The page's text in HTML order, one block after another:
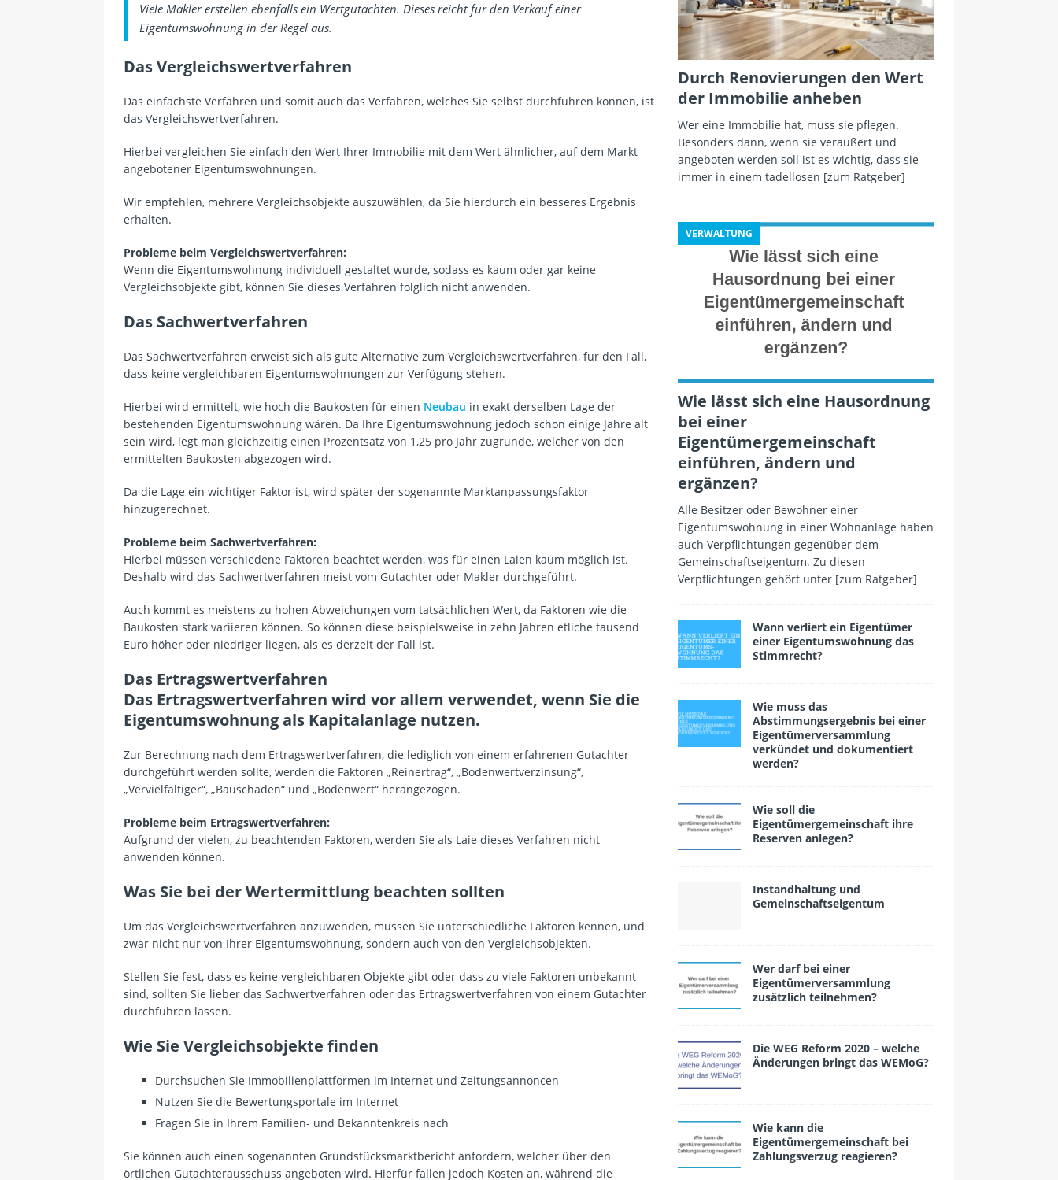
Viele Makler erstellen ebenfalls ein Wertgutachten. Dieses reicht für den Verkauf einer
Eigentumswohnung in der Regel aus.
Das Vergleichswertverfahren
Das einfachste Verfahren und somit auch das Verfahren, welches Sie selbst durchführen können, ist
das Vergleichswertverfahren.
Hierbei vergleichen Sie einfach den Wert Ihrer Immobilie mit dem Wert ähnlicher, auf dem Markt
angebotener Eigentumswohnungen.
Wir empfehlen, mehrere Vergleichsobjekte auszuwählen, da Sie hierdurch ein besseres Ergebnis
erhalten.
Probleme beim Vergleichswertverfahren:
Wenn die Eigentumswohnung individuell gestaltet wurde, sodass es kaum oder gar keine
Vergleichsobjekte gibt, können Sie dieses Verfahren folglich nicht anwenden.
Das Sachwertverfahren
Das Sachwertverfahren erweist sich als gute Alternative zum Vergleichswertverfahren, für den Fall,
dass keine vergleichbaren Eigentumswohnungen zur Verfügung stehen.
Hierbei wird ermittelt, wie hoch die Baukosten für einen Neubau in exakt derselben Lage der
bestehenden Eigentumswohnung wären. Da Ihre Eigentumswohnung jedoch schon einige Jahre alt
sein wird, legt man gleichzeitig einen Prozentsatz von 1,25 pro Jahr zugrunde, welcher von den
ermittelten Baukosten abgezogen wird.
Da die Lage ein wichtiger Faktor ist, wird später der sogenannte Marktanpassungsfaktor
hinzugerechnet.
Probleme beim Sachwertverfahren:
Hierbei müssen verschiedene Faktoren beachtet werden, was für einen Laien kaum möglich ist.
Deshalb wird das Sachwertverfahren meist vom Gutachter oder Makler durchgeführt.
Auch kommt es meistens zu hohen Abweichungen vom tatsächlichen Wert, da Faktoren wie die
Baukosten stark variieren können. So können diese beispielsweise in zehn Jahren etliche tausend
Euro höher oder niedriger liegen, als es derzeit der Fall ist.
Das Ertragswertverfahren
Das Ertragswertverfahren wird vor allem verwendet, wenn Sie die
Eigentumswohnung als Kapitalanlage nutzen.
Zur Berechnung nach dem Ertragswertverfahren, die lediglich von einem erfahrenen Gutachter
durchgeführt werden sollte, werden die Faktoren „Reinertrag“, „Bodenwertverzinsung“,
„Vervielfältiger“, „Bauschäden“ und „Bodenwert“ herangezogen.
Probleme beim Ertragswertverfahren:
Aufgrund der vielen, zu beachtenden Faktoren, werden Sie als Laie dieses Verfahren nicht
anwenden können.
Was Sie bei der Wertermittlung beachten sollten
Um das Vergleichswertverfahren anzuwenden, müssen Sie unterschiedliche Faktoren kennen, und
zwar nicht nur von Ihrer Eigentumswohnung, sondern auch von den Vergleichsobjekten.
Stellen Sie fest, dass es keine vergleichbaren Objekte gibt oder dass zu viele Faktoren unbekannt
sind, sollten Sie lieber das Sachwertverfahren oder das Ertragswertverfahren von einem Gutachter
durchführen lassen.
Wie Sie Vergleichsobjekte finden
Durchsuchen Sie Immobilienplattformen im Internet und Zeitungsannoncen
Nutzen Sie die Bewertungsportale im Internet
Fragen Sie in Ihrem Familien- und Bekanntenkreis nach
Sie können auch einen sogenannten Grundstücksmarktbericht anfordern, welcher über den
örtlichen Gutachterausschuss angeboten wird. Hierfür fallen jedoch Kosten an, während die
Durch Renovierungen den Wert
der Immobilie anheben
Wer eine Immobilie hat, muss sie pflegen.
Besonders dann, wenn sie veräußert und
angeboten werden soll ist es wichtig, dass sie
immer in einem tadellosen [zum Ratgeber]
VERWALTUNG
Wie lässt sich eine Hausordnung
bei einer
Eigentümergemeinschaft
einführen, ändern und
ergänzen?
Alle Besitzer oder Bewohner einer
Eigentumswohnung in einer Wohnanlage haben
auch Verpflichtungen gegenüber dem
Gemeinschaftseigentum. Zu diesen
Verpflichtungen gehört unter [zum Ratgeber]
Wann verliert ein Eigen­tümer
einer Eigentumswohnung das
Stimmrecht?
Wie muss das
Abstimmungsergebnis bei einer
Eigentümerversammlung
verkündet und dokumentiert
wer­den?
Wie soll die
Eigentümergemeinschaft ihre
Reserven anlegen?
Instandhaltung und
Gemeinschaftseigentum
Wer darf bei einer
Eigentümerversammlung
zusätzlich teilnehmen?
Die WEG Reform 2020 – welche
Änderungen bringt das WEMoG?
Wie kann die
Eigentümergemeinschaft bei
Zahlungsverzug reagieren?